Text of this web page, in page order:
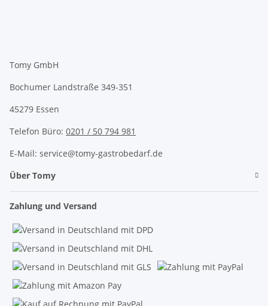
Tomy GmbH
Bochumer Landstraße 349-351
45279 Essen
Telefon Büro: 0201 / 50 794 981
E-Mail: service@tomy-gastrobedarf.de
Über Tomy
Zahlung und Versand